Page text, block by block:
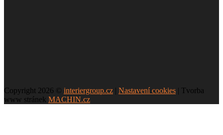
Copyright 2026 © interiergroup.cz | Nastavení cookies | Tvorba
www stránek MACHIN.cz